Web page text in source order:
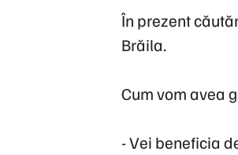
În prezent
Brăila.
Cum vom avea
-Vei beneficia